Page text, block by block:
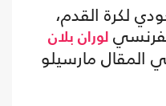
لكرة القدم،
لوران بلان
المقال مارسيلو